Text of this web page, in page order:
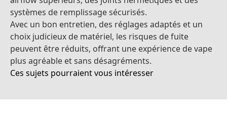
systèmes de remplissage sécurisés.
Avec un bon entretien, des réglages adaptés et un
choix judicieux de matériel, les risques de fuite
peuvent être réduits, offrant une expérience de vape
plus agréable et sans désagréments.
Ces sujets pourraient vous intéresser